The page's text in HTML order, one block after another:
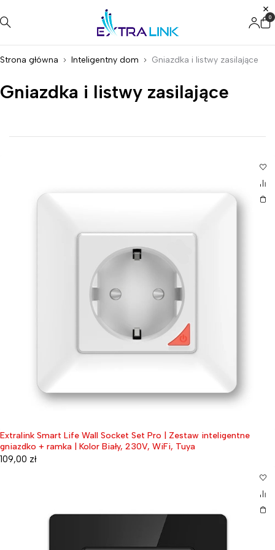
0
Strona główna Inteligentny dom Gniazdka i listwy zasilające
Gniazdka i listwy zasilające
Extralink Smart Life Wall Socket Set Pro | Zestaw inteligentne
gniazdko + ramka | Kolor Biały, 230V, WiFi, Tuya
109,00 zł